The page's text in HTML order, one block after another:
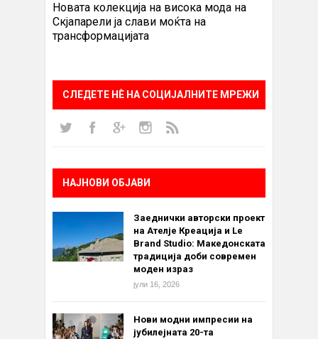
Новата колекција на висока мода на
Скјапарели ја слави моќта на
трансформацијата
СЛЕДЕТЕ НÈ НА СОЦИЈАЛНИТЕ МРЕЖИ
НАЈНОВИ ОБЈАВИ
Заеднички авторски проект
на Ателје Креација и Le
Brand Studio: Македонската
традиција доби современ
моден израз
јули 16, 2026
Нови модни импресии на
јубилејната 20-та